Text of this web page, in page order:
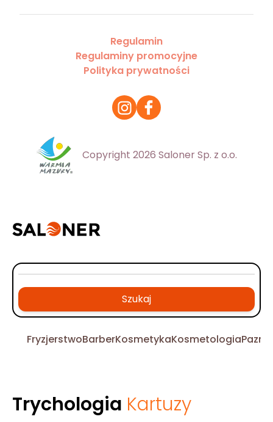
Regulamin
Regulaminy promocyjne
Polityka prywatności
Copyright 2026 Saloner Sp. z o.o.
Szukaj
FryzjerstwoBarberKosmetykaKosmetologia
Trychologia Kartuzy